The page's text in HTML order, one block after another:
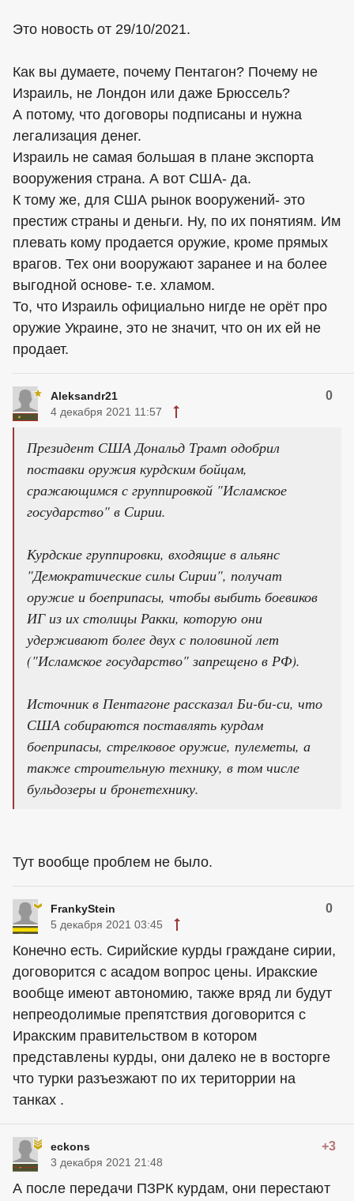
Это новость от 29/10/2021.
Как вы думаете, почему Пентагон? Почему не
Израиль, не Лондон или даже Брюссель?
А потому, что договоры подписаны и нужна
легализация денег.
Израиль не самая большая в плане экспорта
вооружения страна. А вот США- да.
К тому же, для США рынок вооружений- это
престиж страны и деньги. Ну, по их понятиям. Им
плевать кому продается оружие, кроме прямых
врагов. Тех они вооружают заранее и на более
выгодной основе- т.е. хламом.
То, что Израиль официально нигде не орёт про
оружие Украине, это не значит, что он их ей не
продает.
Aleksandr21 0
4 декабря 2021 11:57
Президент США Дональд Трамп одобрил
поставки оружия курдским бойцам,
сражающимся с группировкой "Исламское
государство" в Сирии.
Курдские группировки, входящие в альянс
"Демократические силы Сирии", получат
оружие и боеприпасы, чтобы выбить боевиков
ИГ из их столицы Ракки, которую они
удерживают более двух с половиной лет
("Исламское государство" запрещено в РФ).
Источник в Пентагоне рассказал Би-би-си, что
США собираются поставлять курдам
боеприпасы, стрелковое оружие, пулеметы, а
также строительную технику, в том числе
бульдозеры и бронетехнику.
Тут вообще проблем не было.
FrankyStein 0
5 декабря 2021 03:45
Конечно есть. Сирийские курды граждане сирии,
договорится с асадом вопрос цены. Иракские
вообще имеют автономию, также вряд ли будут
непреодолимые препятствия договорится с
Иракским правительством в котором
представлены курды, они далеко не в восторге
что турки разъезжают по их територрии на
танках .
eckons +3
3 декабря 2021 21:48
А после передачи ПЗРК курдам, они перестают